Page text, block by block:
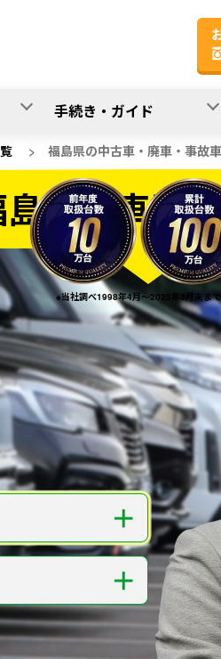
手続き・ガイド
> 福島県の中古車・廃車・事故
※当社調べ1998年4月～2025年3月末まで
県の車買
20秒で入力完了
無料でカンタン
頼いただいたお車を丁寧に
＋ 車種
＋ 走行距
無料で査定する